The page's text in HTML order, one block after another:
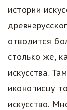
истории
отводится
столько же,
искусства.
иконописцу
искусство.